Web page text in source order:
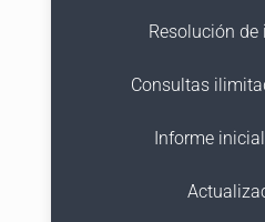
Resolución
Consultas
Informe